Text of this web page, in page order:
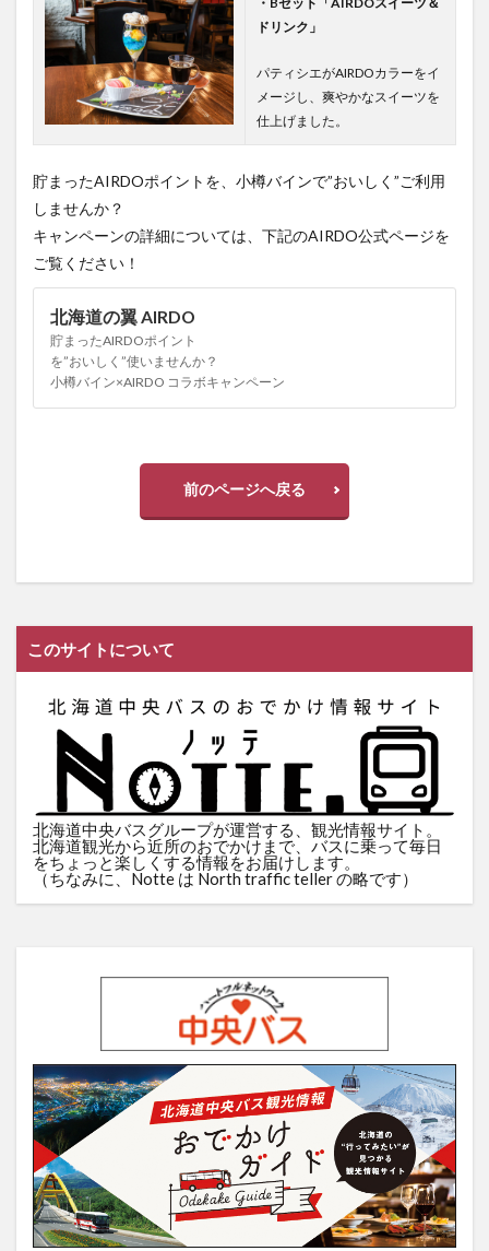
ドリンク」
パティシエがAIRDOカラーをイ
メージし、爽やかなスイーツを
仕上げました。
貯まったAIRDOポイントを、小樽バインで”おいしく”ご利用
しませんか？
キャンペーンの詳細については、下記のAIRDO公式ページを
ご覧ください！
北海道の翼 AIRDO
貯まったAIRDOポイント
を”おいしく”使いませんか？
小樽バイン×AIRDO コラボキャンペーン
前のページへ戻る
このサイトについて
北海道中央バスグループが運営する、観光情報サイト。
北海道観光から近所のおでかけまで、バスに乗って毎日
をちょっと楽しくする情報をお届けします。
（ちなみに、Notte は North traffic teller の略です）